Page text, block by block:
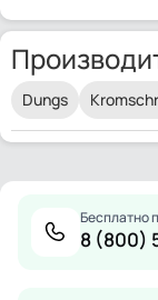
Dungs
Бесплатно
8 (800)